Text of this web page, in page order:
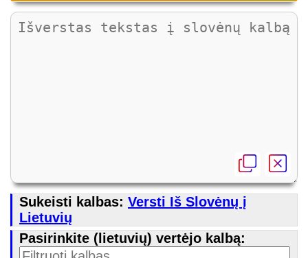
Sukeisti kalbas: Versti Iš Slovėnų į
Lietuvių
Pasirinkite (lietuvių) vertėjo kalbą: